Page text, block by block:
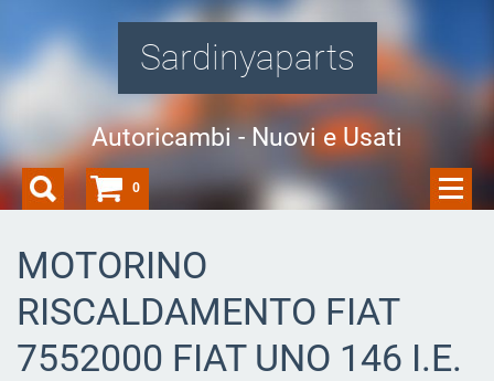
Sardinyaparts
Autoricambi - Nuovi e Usati
MOTORINO
RISCALDAMENTO FIAT
7552000 FIAT UNO 146 I.E.
0